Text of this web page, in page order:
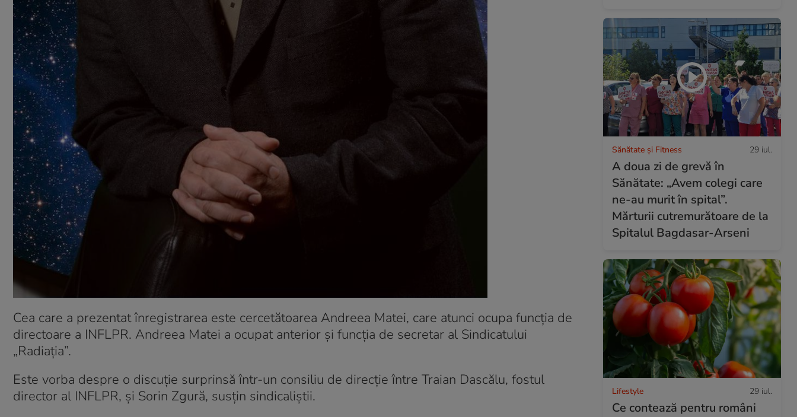
Cea care a prezentat înregistrarea este cercetătoarea Andreea Matei, care atunci ocupa funcția de
directoare a INFLPR. Andreea Matei a ocupat anterior și funcția de secretar al Sindicatului
„Radiația”.
Este vorba despre o discuție surprinsă într-un consiliu de direcție între Traian Dascălu, fostul
director al INFLPR, și Sorin Zgură, susțin sindicaliștii.
Sănătate și Fitness 29 iul.
A doua zi de grevă în
Sănătate: „Avem colegi care
ne-au murit în spital”.
Mărturii cutremurătoare de la
Spitalul Bagdasar-Arseni
Lifestyle 29 iul.
Ce contează pentru români